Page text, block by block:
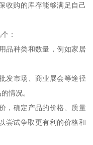
收购的库存能够满足自己
：
品种类和数量，例如家居
发市场、商业展会等途径
情况。
，确定产品的价格、质量
尝试争取更有利的价格和